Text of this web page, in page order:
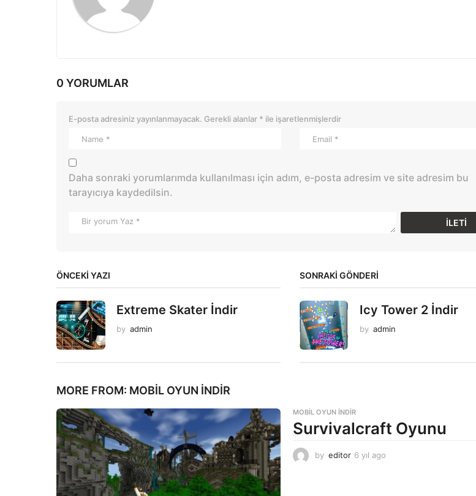
0 YORUMLAR
E-posta adresiniz yayınlanmayacak. Gerekli alanlar * ile işaretlenmişlerdir
Daha sonraki yorumlarımda kullanılması için adım, e-posta adresim ve site adresim bu
tarayıcıya kaydedilsin.
ÖNCEKI YAZI
Extreme Skater İndir
by admin
SONRAKİ GÖNDERİ
Icy Tower 2 İndir
by admin
MORE FROM: MOBIL OYUN INDIR
MOBIL OYUN INDIR
Survivalcraft Oyunu
by editor 6 yıl ago